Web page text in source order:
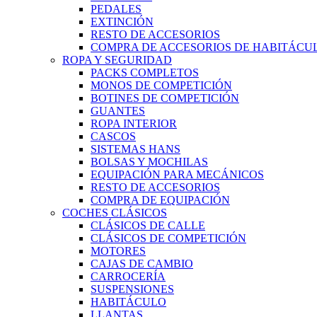
PEDALES
EXTINCIÓN
RESTO DE ACCESORIOS
COMPRA DE ACCESORIOS DE
ROPA Y SEGURIDAD
PACKS COMPLETOS
MONOS DE COMPETICIÓN
BOTINES DE COMPETICIÓN
GUANTES
ROPA INTERIOR
CASCOS
SISTEMAS HANS
BOLSAS Y MOCHILAS
EQUIPACIÓN PARA MECÁNICOS
RESTO DE ACCESORIOS
COMPRA DE EQUIPACIÓN
COCHES CLÁSICOS
CLÁSICOS DE CALLE
CLÁSICOS DE COMPETICIÓN
MOTORES
CAJAS DE CAMBIO
CARROCERÍA
SUSPENSIONES
HABITÁCULO
LLANTAS